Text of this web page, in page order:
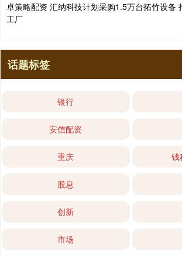
卓策略配资 汇纳科技计划采购1.5万台拓竹设备
工厂
话题标签
银行
安信配资
重庆 钱
股息
创新
市场